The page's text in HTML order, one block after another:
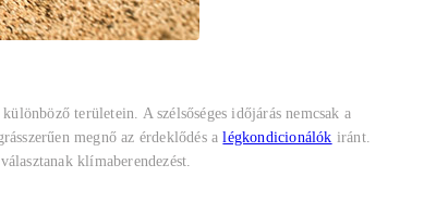
területein. A szélsőséges időjárás nemcsak a
megnő az érdeklődés alégkondicionálók iránt.
klímaberendezést.